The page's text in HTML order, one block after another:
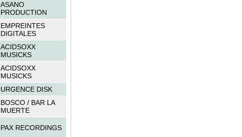
ASANO
PRODUCTION
EMPREINTES
DIGITALES
ACIDSOXX
MUSICKS
ACIDSOXX
MUSICKS
URGENCE DISK
BOSCO / BAR LA
MUERTE
PAX RECORDINGS